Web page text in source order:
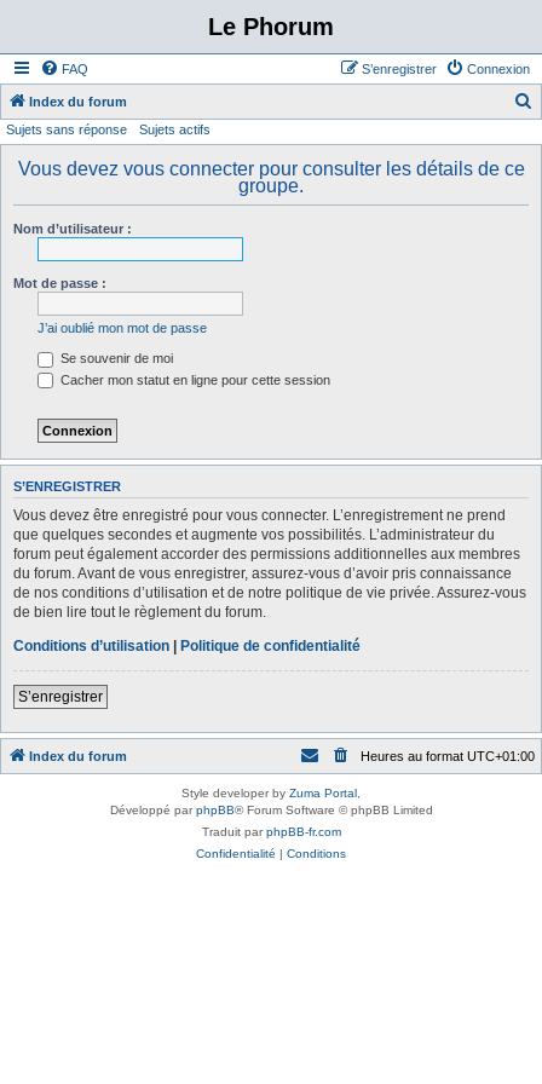
Le Phorum
FAQ Connexion
S’enregistrer
Index du forum
Sujets sans réponse Sujets actifs
Vous devez vous connecter pour consulter les détails de ce
groupe.
Nom d’utilisateur :
Mot de passe :
J’ai oublié mon mot de passe
Se souvenir de moi
Cacher mon statut en ligne pour cette session
S’ENREGISTRER
Vous devez être enregistré pour vous connecter. L’enregistrement ne prend
que quelques secondes et augmente vos possibilités. L’administrateur du
forum peut également accorder des permissions additionnelles aux membres
du forum. Avant de vous enregistrer, assurez-vous d’avoir pris connaissance
de nos conditions d’utilisation et de notre politique de vie privée. Assurez-vous
de bien lire tout le règlement du forum.
Conditions d’utilisation | Politique de confidentialité
S’enregistrer
Index du forum Heures au format UTC+01:00
Style developer by Zuma Portal
Développé parphpBB® Forum Software © phpBB Limited
Traduit parphpBB-fr.com
Confidentialité | Conditions